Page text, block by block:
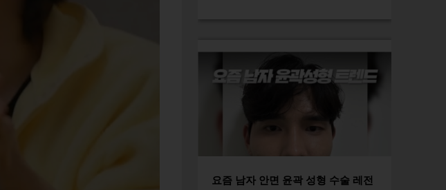
요즘 남자 안면 윤곽 성형 수술 레전